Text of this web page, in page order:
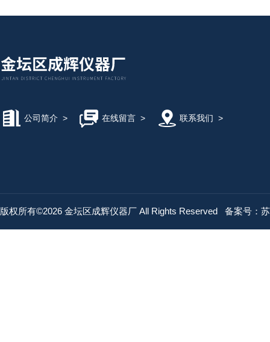
公司简介 > 在线留言> 联系我们 >
版权所有©2026 金坛区成辉仪器厂 All Rights Reserved 备案号：